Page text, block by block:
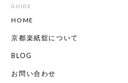
GUIDE
HOME
京都楽紙舘について
BLOG
お問い合わせ